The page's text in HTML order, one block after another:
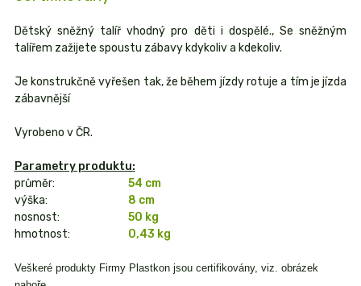
Dětský sněžný talíř vhodný pro děti i dospělé., Se sněžným
talířem zažijete spoustu zábavy kdykoliv a kdekoliv.
Je konstrukčně vyřešen tak, že během jízdy rotuje a tím je jízda
zábavnější
Vyrobeno v ČR.
Parametry produktu:
průměr:
54 cm
výška:
8 cm
nosnost:
50 kg
hmotnost:
0,43 kg
Veškeré produkty Firmy Plastkon jsou certifikovány, viz. obrázek